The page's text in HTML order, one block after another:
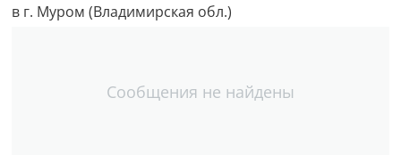
в г. Муром (Владимирская обл.)
Сообщения не найдены